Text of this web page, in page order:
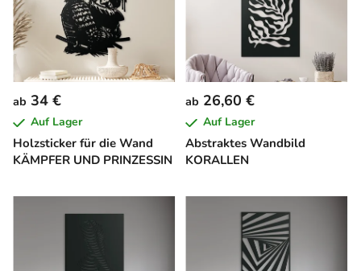
Holzsticker für die Wand
KÄMPFER UND PRINZESSIN
ab 34 €
Auf Lager
Abstraktes Wandbild
KORALLEN
ab 26,60 €
Auf Lager